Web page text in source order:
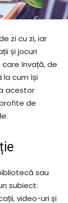
zi cu zi, iar
și jocuri
învață, de
la cum își
acestor
de
sau
subiect.
video-uri și